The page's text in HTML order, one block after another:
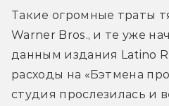
Такие огромные траты
Warner Bros., и те уже
данным издания Latino
расходы на «Бэтмена
студия прослезилась и